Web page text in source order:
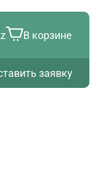
В корзине
заявку